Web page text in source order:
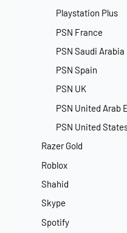
Playstation Plus
PSN France
PSN Saudi Arabia
PSN Spain
PSN UK
PSN United Arab
PSN United
Razer Gold
Roblox
Shahid
Skype
Spotify